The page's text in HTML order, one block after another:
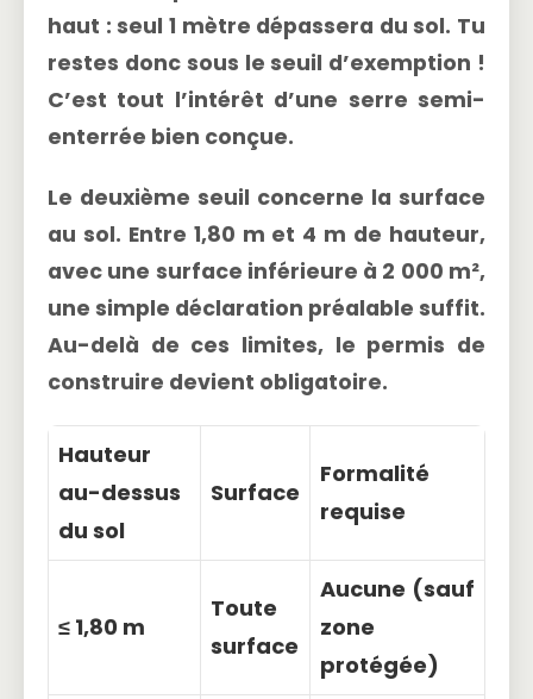
haut : seul 1 mètre dépassera du sol. Tu
restes donc sous le seuil d’exemption !
C’est tout l’intérêt d’une serre semi-
enterrée bien conçue.
Le deuxième seuil concerne la surface
au sol. Entre 1,80 m et 4 m de hauteur,
avec une surface inférieure à 2 000 m²,
une simple déclaration préalable suffit.
Au-delà de ces limites, le permis de
construire devient obligatoire.
Hauteur
au-dessus
du sol
Surface
Formalité
requise
≤ 1,80 m
Toute
surface
Aucune (sauf
zone
protégée)